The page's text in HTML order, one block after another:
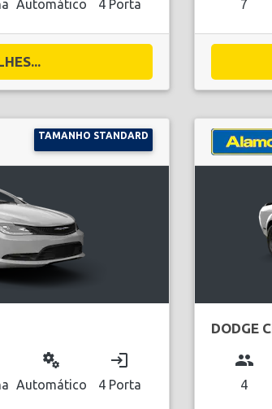
Automático 4 Porta 7
TAMANHO STANDARD
miscellaneous_services
Automático
login
4 Porta
DODGE
group
4